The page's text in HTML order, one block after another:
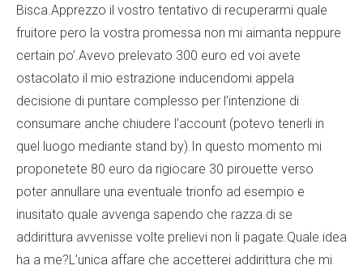
Bisca.Apprezzo il vostro tentativo di recuperarmi quale
fruitore pero la vostra promessa non mi aimanta neppure
certain po’.Avevo prelevato 300 euro ed voi avete
ostacolato il mio estrazione inducendomi appela
decisione di puntare complesso per l’intenzione di
consumare anche chiudere l’account (potevo tenerli in
quel luogo mediante stand by).In questo momento mi
proponetete 80 euro da rigiocare 30 pirouette verso
poter annullare una eventuale trionfo ad esempio e
inusitato quale avvenga sapendo che razza di se
addirittura avvenisse volte prelievi non li pagate.Quale idea
ha a me?L’unica affare che accetterei addirittura che mi